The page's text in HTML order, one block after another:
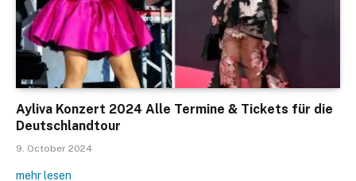
Ayliva Konzert 2024 Alle Termine & Tickets für die
Deutschlandtour
9. October 2024
mehr lesen